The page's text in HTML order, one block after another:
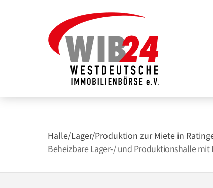
Halle/Lager/Produktion zur Miete in
Beheizbare Lager-/ und Produktionshalle